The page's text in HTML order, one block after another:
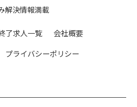
解決情報満載
了求人一覧
会社概要
プライバシーポリシー